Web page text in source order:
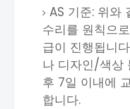
AS 기준: 위와
수리를 원칙으
급이 진행됩니
나 디자인/색상
후 7일 이내에
합니다.